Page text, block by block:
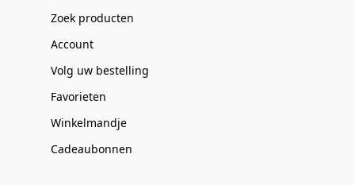
Zoek producten
Account
Volg uw bestelling
Favorieten
Winkelmandje
Cadeaubonnen